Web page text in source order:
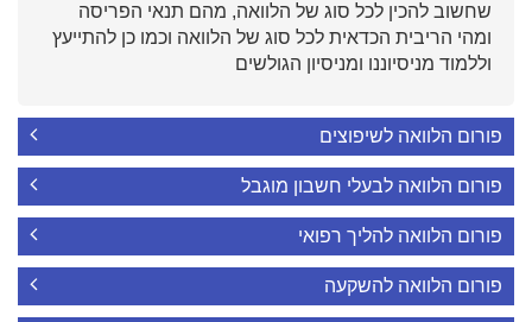
שחשוב להכין לכל סוג של הלוואה, מהם תנאי הפריסה
ומהי הריבית הכדאית לכל סוג של הלוואה וכמו כן להתייעץ
וללמוד מניסיוננו ומניסיון הגולשים
פורום הלוואה לשיפוצים
פורום הלוואה לבעלי חשבון מוגבל
פורום הלוואה להליך רפואי
פורום הלוואה להשקעה